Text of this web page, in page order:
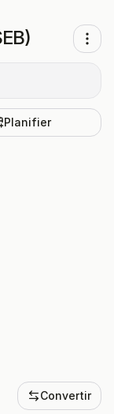
Planifier
Convertir